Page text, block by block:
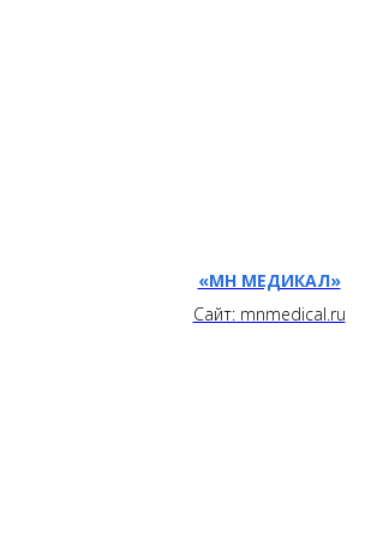
«МН МЕДИКАЛ»
Сайт: mnmedical.ru